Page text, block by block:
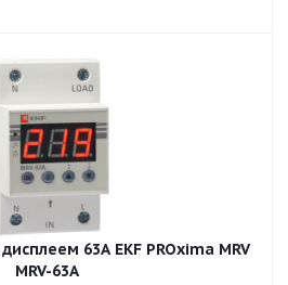
63A EKF PROxima MRV
MRV-63A